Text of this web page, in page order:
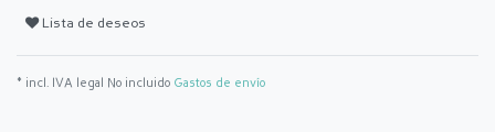
Lista de deseos
* incl. IVA legal No incluido Gastos de envío